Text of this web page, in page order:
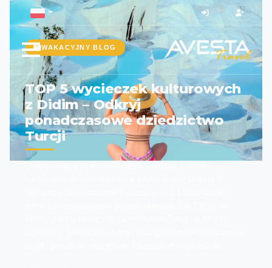
WAKACYJNY BLOG
TOP 5 wycieczek kulturowych
z Didim – Odkryj
ponadczasowe dziedzictwo
Turcji